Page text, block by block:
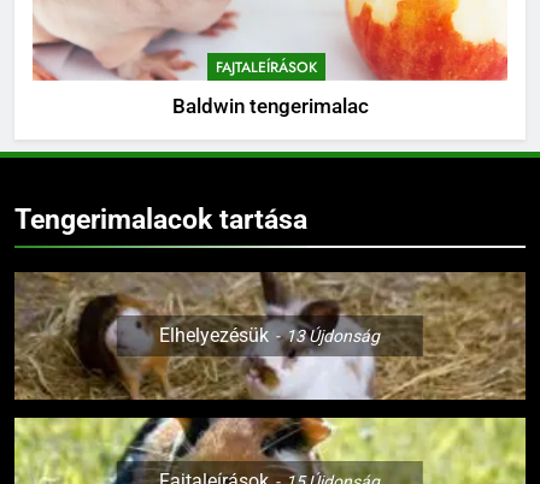
FAJTALEÍRÁSOK
Baldwin tengerimalac
Tengerimalacok tartása
Elhelyezésük 13Újdonság